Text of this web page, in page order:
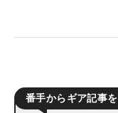
番手からギア記事を